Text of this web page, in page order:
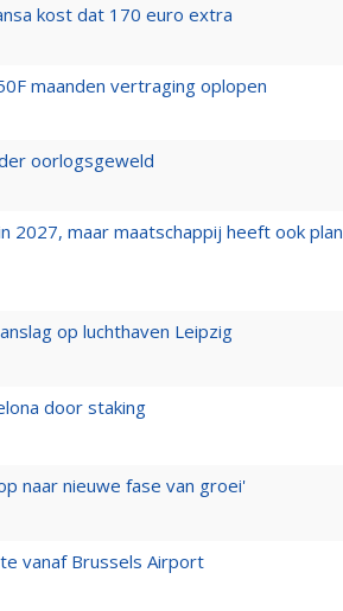
kost dat 170 euro extra
maanden vertraging oplopen
oorlogsgeweld
2027, maar maatschappij heeft ook plan
op luchthaven Leipzig
door staking
naar nieuwe fase van groei'
vanaf Brussels Airport